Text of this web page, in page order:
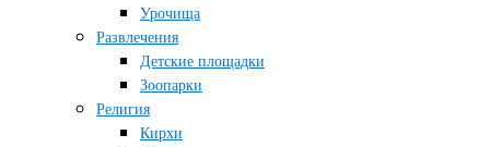
Урочища
Развлечения
Детские площадки
Зоопарки
Религия
Кирхи